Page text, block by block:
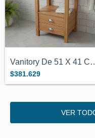
Vanitory De 51 X 41
$381.629
VER